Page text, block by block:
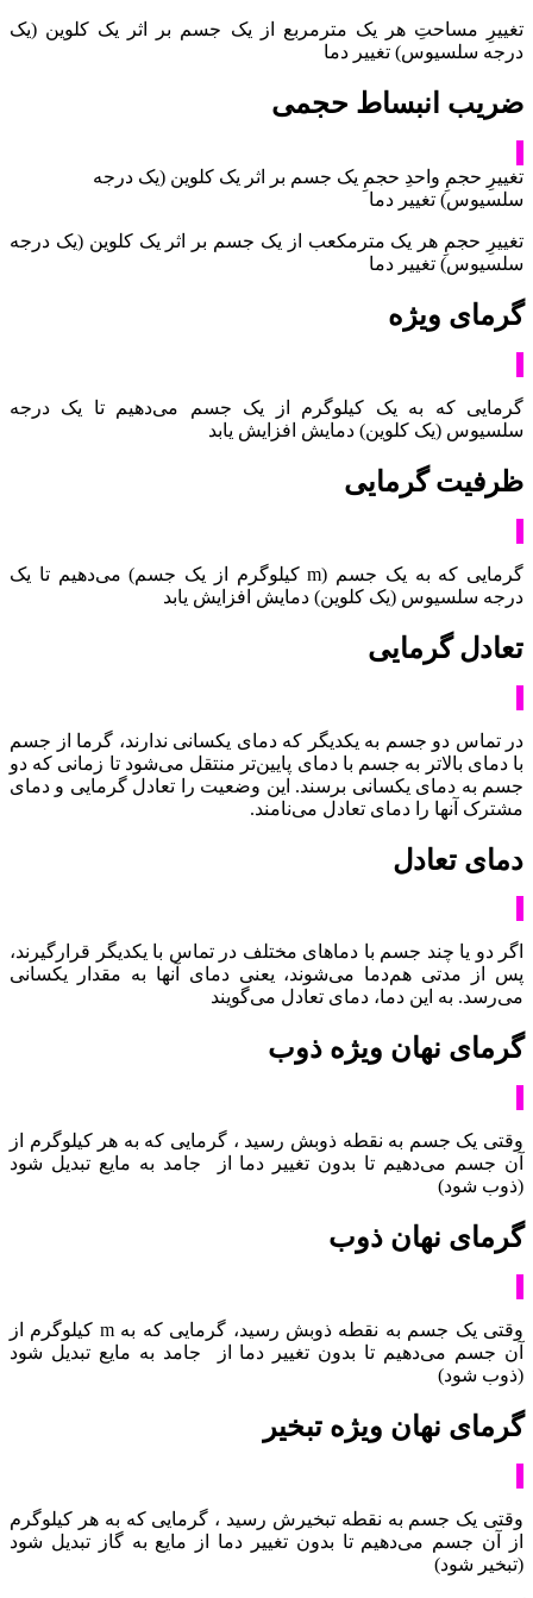
تغییرِ مساحتِ هر یک مترمربع از یک جسم بر اثر یک کلوین (یک
درجه سلسیوس) تغییر دما
ضریب انبساط حجمی
تغییرِ حجمِ واحدِ حجمِ یک جسم بر اثر یک کلوین (یک درجه
سلسیوس) تغییر دما
تغییرِ حجمِ هر یک مترمکعب از یک جسم بر اثر یک کلوین (یک درجه
سلسیوس) تغییر دما
گرمای ویژه
گرمایی که به یک کیلوگرم از یک جسم می‌دهیم تا یک درجه
سلسیوس (یک کلوین) دمایش افزایش یابد
ظرفیت گرمایی
گرمایی که به یک جسم (m کیلوگرم از یک جسم) می‌دهیم تا یک
درجه سلسیوس (یک کلوین) دمایش افزایش یابد
تعادل گرمایی
در تماس دو جسم به یکدیگر که دمای یکسانی ندارند، گرما از جسم
با دمای بالاتر به جسم با دمای پایین‌تر منتقل می‌شود تا زمانی که دو
جسم به دمای یکسانی برسند. این وضعیت را تعادل گرمایی و دمای
مشترک آنها را دمای تعادل می‌نامند.
دمای تعادل
اگر دو یا چند جسم با دماهای مختلف در تماس با یکدیگر قرارگیرند،
پس از مدتی هم‌دما می‌شوند، یعنی دمای آنها به مقدار یکسانی
می‌رسد. به این دما، دمای تعادل می‌گویند
گرمای نهان ویژه ذوب
وقتی یک جسم به نقطه ذوبش رسید ، گرمایی که به هر کیلوگرم از
آن جسم می‌دهیم تا بدون تغییر دما از جامد به مایع تبدیل شود
(ذوب شود)
گرمای نهان ذوب
وقتی یک جسم به نقطه ذوبش رسید، گرمایی که به m کیلوگرم از
آن جسم می‌دهیم تا بدون تغییر دما از جامد به مایع تبدیل شود
(ذوب شود)
گرمای نهان ویژه تبخیر
وقتی یک جسم به نقطه تبخیرش رسید ، گرمایی که به هر کیلوگرم
از آن جسم می‌دهیم تا بدون تغییر دما از مایع به گاز تبدیل شود
(تبخیر شود)